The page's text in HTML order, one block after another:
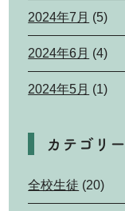
2024年7月 (5)
2024年6月 (4)
2024年5月 (1)
カテゴリー
全校生徒 (20)